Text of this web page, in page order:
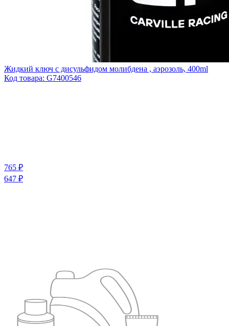
Жидкий ключ с дисульфидом молибдена , аэрозоль, 400ml
Код товара: G7400546
765 ₽
647 ₽